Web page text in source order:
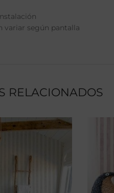
variar según pantalla
RELACIONADOS